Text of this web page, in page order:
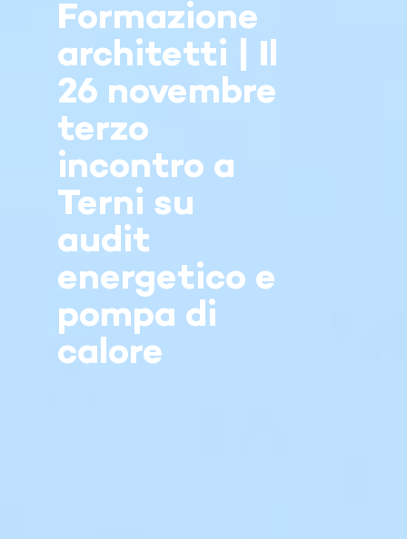
Formazione
architetti | Il
26 novembre
terzo
incontro a
Terni su
audit
energetico e
pompa di
calore